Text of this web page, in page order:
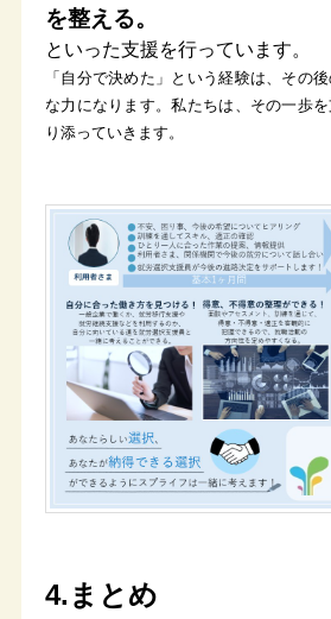
を整える。
といった支援を行っています。
「自分で決めた」という経験は、その
な力になります。私たちは、その一歩
り添っていきます。
4.まとめ